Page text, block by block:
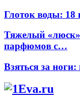
Глоток воды:
Тяжелый
парфюмов с…
Взяться за